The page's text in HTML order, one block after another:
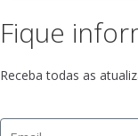
Fique
Receba todas as